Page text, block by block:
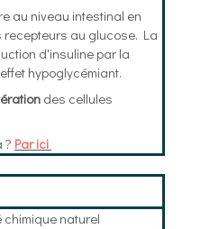
au niveau intestinal en
au glucose. La
d'insuline par la
hypoglycémiant.
des cellules
? Par ici
chimique naturel